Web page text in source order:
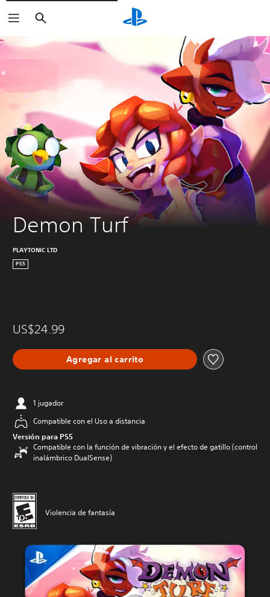
Buscar
Demon Turf
PLAYTONIC LTD
PS5
US$24.99
Agregar al carrito
1 jugador
Compatible con el Uso a distancia
Versión para PS5
Compatible con la función de vibración y el efecto de gatillo (control
inalámbrico DualSense)
Violencia de fantasía